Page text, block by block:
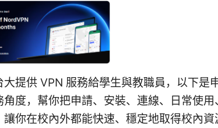
大提供 VPN 服務給學生與教職員，以下是
角度，幫你把申請、安裝、連線、日常使
讓你在校內外都能快速、穩定地取得校內